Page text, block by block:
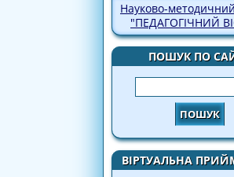
Науково-
"ПЕДАГОГІЧНИЙ
ПОШУК ПО
Пошук
ВІРТУАЛЬНА